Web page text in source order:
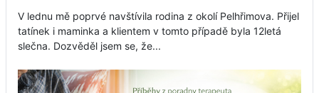
V lednu mě poprvé navštívila rodina z okolí Pelhřimova. Přijel
tatínek i maminka a klientem v tomto případě byla 12letá
slečna. Dozvěděl jsem se, že...